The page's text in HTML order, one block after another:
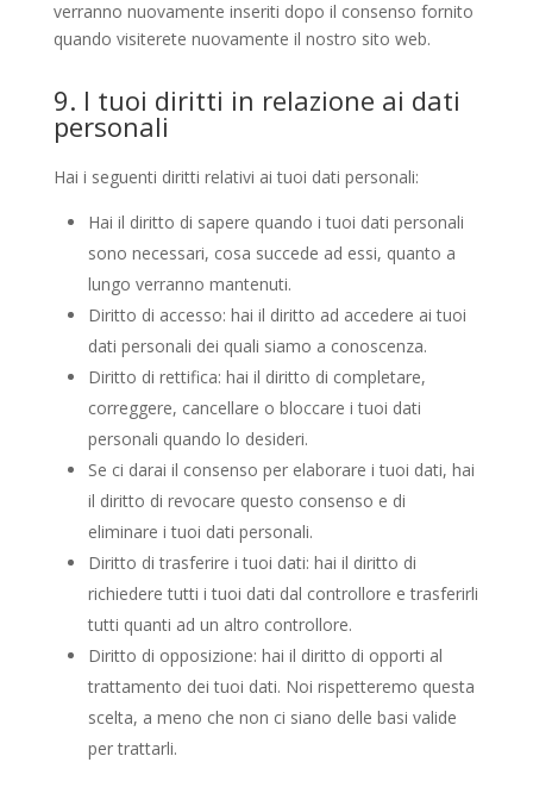
verranno nuovamente inseriti dopo il consenso fornito
quando visiterete nuovamente il nostro sito web.
9. I tuoi diritti in relazione ai dati
personali
Hai i seguenti diritti relativi ai tuoi dati personali:
Hai il diritto di sapere quando i tuoi dati personali
sono necessari, cosa succede ad essi, quanto a
lungo verranno mantenuti.
Diritto di accesso: hai il diritto ad accedere ai tuoi
dati personali dei quali siamo a conoscenza.
Diritto di rettifica: hai il diritto di completare,
correggere, cancellare o bloccare i tuoi dati
personali quando lo desideri.
Se ci darai il consenso per elaborare i tuoi dati, hai
il diritto di revocare questo consenso e di
eliminare i tuoi dati personali.
Diritto di trasferire i tuoi dati: hai il diritto di
richiedere tutti i tuoi dati dal controllore e trasferirli
tutti quanti ad un altro controllore.
Diritto di opposizione: hai il diritto di opporti al
trattamento dei tuoi dati. Noi rispetteremo questa
scelta, a meno che non ci siano delle basi valide
per trattarli.